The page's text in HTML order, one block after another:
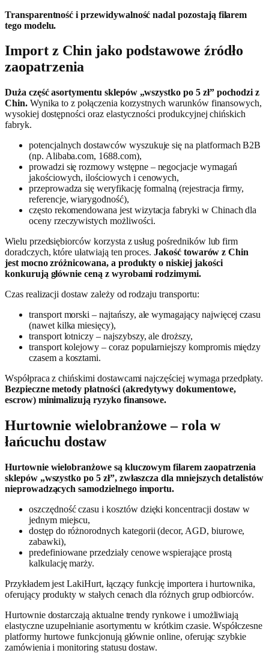
Transparentność i przewidywalność nadal pozostają filarem
tego modelu.
Import z Chin jako podstawowe źródło
zaopatrzenia
Duża część asortymentu sklepów „wszystko po 5 zł” pochodzi z
Chin.Wynika to z połączenia korzystnych warunków finansowych,
wysokiej dostępności oraz elastyczności produkcyjnej chińskich
fabryk.
potencjalnych dostawców wyszukuje się na platformach B2B
(np. Alibaba.com, 1688.com),
prowadzi się rozmowy wstępne – negocjacje wymagań
jakościowych, ilościowych i cenowych,
przeprowadza się weryfikację formalną (rejestracja firmy,
referencje, wiarygodność),
często rekomendowana jest wizytacja fabryki w Chinach dla
oceny rzeczywistych możliwości.
Wielu przedsiębiorców korzysta z usług pośredników lub firm
doradczych, które ułatwiają ten proces.Jakość towarów z Chin
jest mocno zróżnicowana, a produkty o niskiej jakości
konkurują głównie ceną z wyrobami rodzimymi.
Czas realizacji dostaw zależy od rodzaju transportu:
transport morski – najtańszy, ale wymagający najwięcej czasu
(nawet kilka miesięcy),
transport lotniczy – najszybszy, ale droższy,
transport kolejowy – coraz popularniejszy kompromis między
czasem a kosztami.
Współpraca z chińskimi dostawcami najczęściej wymaga przedpłaty.
Bezpieczne metody płatności (akredytywy dokumentowe,
escrow) minimalizują ryzyko finansowe.
Hurtownie wielobranżowe – rola w
łańcuchu dostaw
Hurtownie wielobranżowe są kluczowym filarem zaopatrzenia
sklepów „wszystko po 5 zł”, zwłaszcza dla mniejszych detalistów
nieprowadzących samodzielnego importu.
oszczędność czasu i kosztów dzięki koncentracji dostaw w
jednym miejscu,
dostęp do różnorodnych kategorii (decor, AGD, biurowe,
zabawki),
predefiniowane przedziały cenowe wspierające prostą
kalkulację marży.
Przykładem jest LakiHurt, łączący funkcję importera i hurtownika,
oferujący produkty w stałych cenach dla różnych grup odbiorców.
Hurtownie dostarczają aktualne trendy rynkowe i umożliwiają
elastyczne uzupełnianie asortymentu w krótkim czasie. Współczesne
platformy hurtowe funkcjonują głównie online, oferując szybkie
zamówienia i monitoring statusu dostaw.